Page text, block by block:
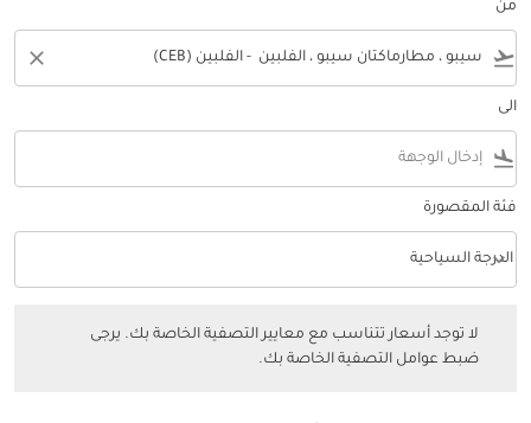
من
flight_takeoff
close
الى
flight_land
فئة المقصورة
فئة المقصورة option الدرجة السياحية Selected
الدرجة السياحية
keyboard_arrow_down
لا توجد أسعار تتناسب مع معايير التصفية الخاصة بك. يرجى
ضبط عوامل التصفية الخاصة بك.